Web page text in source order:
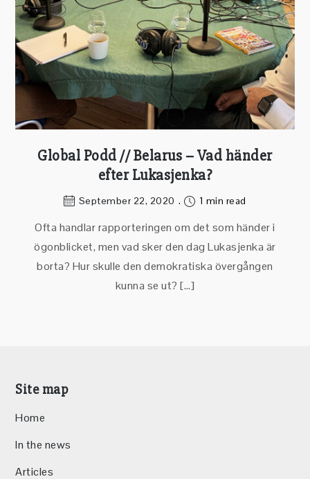
Global Podd // Belarus – Vad händer
efter Lukasjenka?
September 22, 2020 1 min read
Ofta handlar rapporteringen om det som händer i
ögonblicket, men vad sker den dag Lukasjenka är
borta? Hur skulle den demokratiska övergången
kunna se ut? […]
Site map
Home
In the news
Articles